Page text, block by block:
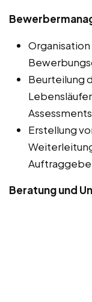
Beurteilung
Erstellung
Beratung und